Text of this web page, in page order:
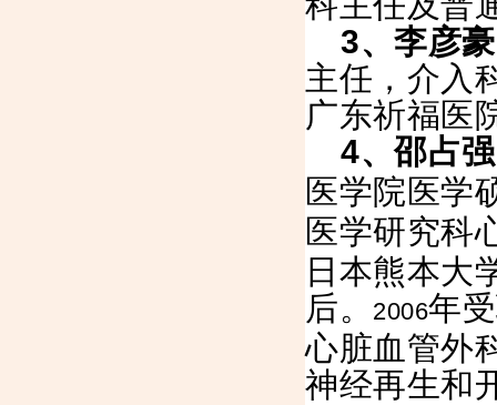
3、李彦
主任，介入
广东祈福医
4、邵占
医学院医学
医学研究科
日本熊本大
后。
2006年
心脏血管外
神经再生和